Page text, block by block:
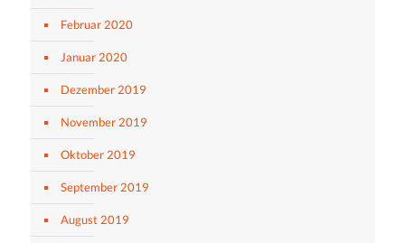
Februar 2020
Januar 2020
Dezember 2019
November 2019
Oktober 2019
September 2019
August 2019